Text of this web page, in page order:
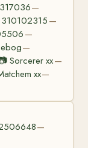
—
310102315—
—
—
Sorcerer xx—
xx—
—